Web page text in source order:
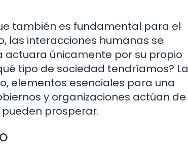
también es fundamental para el
las interacciones humanas se
actuara únicamente por su propio
tipo de sociedad tendríamos? La
elementos esenciales para una
y organizaciones actúan de
prosperar.